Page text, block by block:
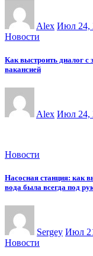
Alex Июл 24,
Новости
Как выстроить диалог с
вакансией
Alex Июл 24,
Новости
Насосная станция: как
вода была всегда под
Sergey Июл
Новости